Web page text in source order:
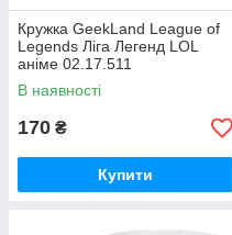
Кружка GeekLand League of
Legends Ліга Легенд LOL
аніме 02.17.511
В наявності
170 ₴
Купити